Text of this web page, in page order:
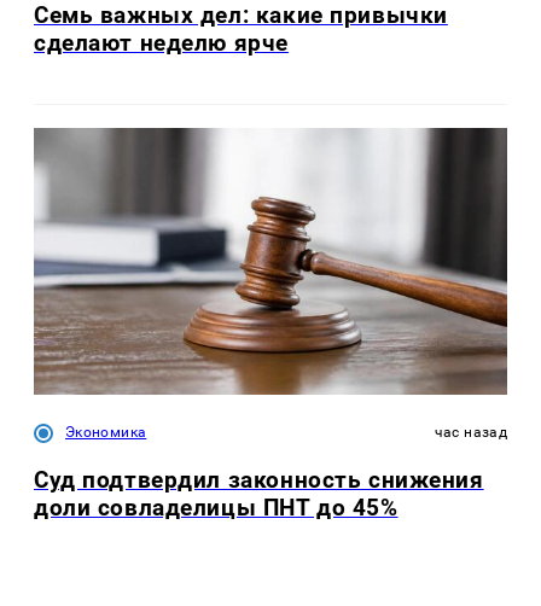
Семь важных дел: какие привычки
сделают неделю ярче
Экономика час назад
Суд подтвердил законность снижения
доли совладелицы ПНТ до 45%